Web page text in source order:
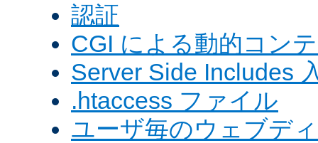
認証
CGI による動的コン
Server Side Includes
.htaccess ファイル
ユーザ毎のウェブデ